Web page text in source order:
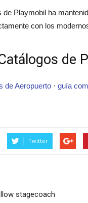
Playmobil ha
con los
de
de Aeropuerto · guía
Twitter
stagecoach